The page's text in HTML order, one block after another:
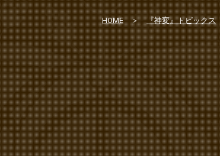
HOME 『神変』トピックス